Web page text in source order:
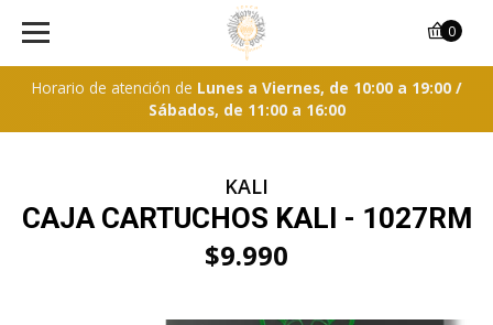
Horario de atención de Lunes a Viernes, de 10:00 a 19:00 /
Sábados, de 11:00 a 16:00
0
KALI
CAJA CARTUCHOS KALI - 1027RM
$9.990